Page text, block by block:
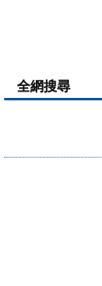
全網搜尋